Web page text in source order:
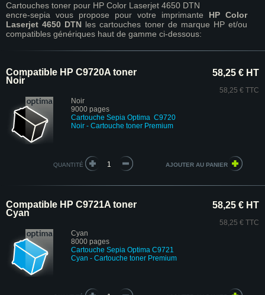
Cartouches toner pour HP Color Laserjet 4650 DTN
encre-sepia vous propose pour votre imprimante HP Color
Laserjet 4650 DTN les cartouches toner de marque HP et/ou
compatibles génériques haut de gamme ci-dessous:
Compatible HP C9720A toner
Noir
Noir
9000 pages
Cartouche Sepia Optima C9720
Noir - Cartouche toner Premium
58,25 € HT
58,25 € TTC
QUANTITÉ
Compatible HP C9721A toner
Cyan
Cyan
8000 pages
Cartouche Sepia Optima C9721
Cyan - Cartouche toner Premium
58,25 € HT
58,25 € TTC